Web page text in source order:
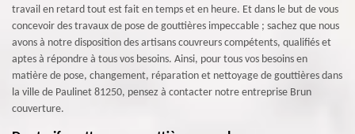
travail en retard tout est fait en temps et en heure. Et dans le but de vous
concevoir des travaux de pose de gouttières impeccable ; sachez que nous
avons à notre disposition des artisans couvreurs compétents, qualifiés et
aptes à répondre à tous vos besoins. Ainsi, pour tous vos besoins en
matière de pose, changement, réparation et nettoyage de gouttières dans
la ville de Paulinet 81250, pensez à contacter notre entreprise Brun
couverture.